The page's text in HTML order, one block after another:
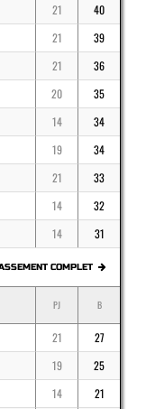
21
40
21
39
21
36
20
35
14
34
19
34
21
33
14
32
14 31
COMPLET
PJ B
21
27
19
25
14
21